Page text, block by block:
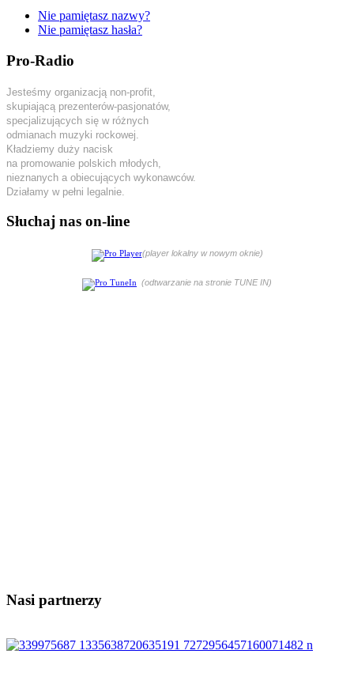
Nie pamiętasz nazwy?
Nie pamiętasz hasła?
Pro-Radio
Jesteśmy organizacją non-profit,
skupiającą prezenterów-pasjonatów,
specjalizujących się w różnych
odmianach muzyki rockowej.
Kładziemy duży nacisk
na promowanie polskich młodych,
nieznanych a obiecujących wykonawców.
Działamy w pełni legalnie.
Słuchaj nas on-line
(player lokalny w nowym oknie)
(odtwarzanie na stronie TUNE IN)
Nasi partnerzy